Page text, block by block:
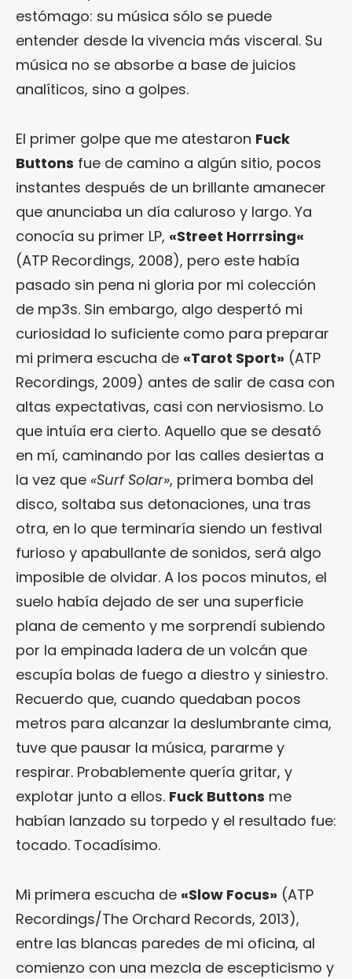
estómago: su música sólo se puede
entender desde la vivencia más visceral. Su
música no se absorbe a base de juicios
analíticos, sino a golpes.
El primer golpe que me atestaron Fuck
Buttons fue de camino a algún sitio, pocos
instantes después de un brillante amanecer
que anunciaba un día caluroso y largo. Ya
conocía su primer LP, «Street Horrrsing«
(ATP Recordings, 2008), pero este había
pasado sin pena ni gloria por mi colección
de mp3s. Sin embargo, algo despertó mi
curiosidad lo suficiente como para preparar
mi primera escucha de «Tarot Sport» (ATP
Recordings, 2009) antes de salir de casa con
altas expectativas, casi con nerviosismo. Lo
que intuía era cierto. Aquello que se desató
en mí, caminando por las calles desiertas a
la vez que «Surf Solar», primera bomba del
disco, soltaba sus detonaciones, una tras
otra, en lo que terminaría siendo un festival
furioso y apabullante de sonidos, será algo
imposible de olvidar. A los pocos minutos, el
suelo había dejado de ser una superficie
plana de cemento y me sorprendí subiendo
por la empinada ladera de un volcán que
escupía bolas de fuego a diestro y siniestro.
Recuerdo que, cuando quedaban pocos
metros para alcanzar la deslumbrante cima,
tuve que pausar la música, pararme y
respirar. Probablemente quería gritar, y
explotar junto a ellos. Fuck Buttons me
habían lanzado su torpedo y el resultado fue:
tocado. Tocadísimo.
Mi primera escucha de «Slow Focus» (ATP
Recordings/The Orchard Records, 2013),
entre las blancas paredes de mi oficina, al
comienzo con una mezcla de escepticismo y